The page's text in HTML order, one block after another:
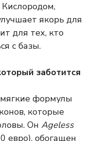
Кислородом,
якорь для
для тех, кто
с базы.
заботится
формулы
которые
Он Ageless
евро), обогащен